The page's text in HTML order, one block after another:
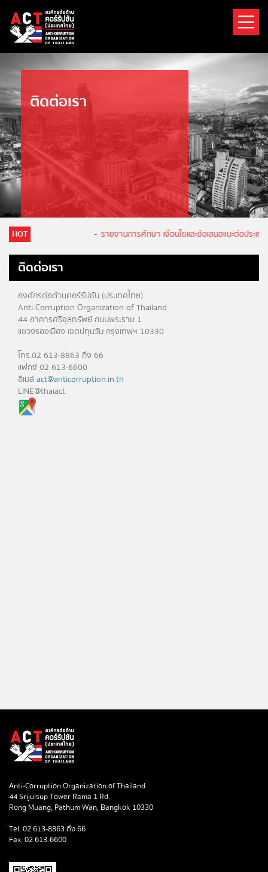
ติดต่อเรา
HOT รายงานการศึกษา เงื่อนไขและข้อเสนอแนะต่อประเ
ติดต่อเรา
องค์กรต่อต้านคอร์รัปชัน (ประเทศไทย)
Anti-Corruption Organization of Thailand
44 อาคารศรีจุลทรัพย์ ถนนพระราม 1
แขวงรองเมือง เขตปทุมวัน กรุงเทพฯ 10330
โทร.02 613-8863 ถึง 66
แฟกซ์ 02 613-6600
อีเมล์act@anticorruption.in.th
LINE@thaiact
Anti-Corruption Organization of Thailand
44 Srijulsup Tower Rama 1 Rd.
Rong Muang, Pathum Wan, Bangkok 10330
Tel. 02 613-8863 ถึง 66
Fax. 02 613-6600